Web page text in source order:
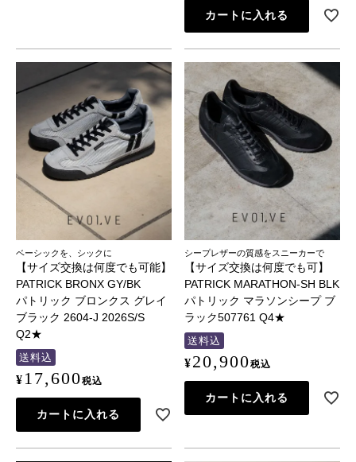
カートに入れる
ベーシックを、シックに
【サイズ交換は何度でも可能】
PATRICK BRONX GY/BK
パトリック ブロンクス グレイ
ブラック 2604-J 2026S/S
Q2★
送料込
¥ 17,600税込
カートに入れる
シープレザーの質感をスニーカーで
【サイズ交換は何度でも可】
PATRICK MARATHON-SH BLK
パトリック マラソンシープ ブ
ラック507761 Q4★
送料込
¥20,900税込
カートに入れる